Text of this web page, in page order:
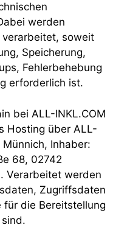
werden
verarbeitet, soweit
Speicherung,
Fehlerbehebung
erforderlich ist.
bei ALL-INKL.COM
Hosting über ALL-
Inhaber:
68, 02742
Verarbeitet werden
Zugriffsdaten
für die Bereitstellung